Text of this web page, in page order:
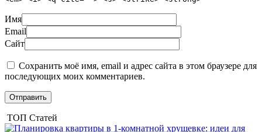
Имя
Email
Сайт
Сохранить моё имя, email и адрес сайта в этом браузере для
последующих моих комментариев.
ТОП Статей